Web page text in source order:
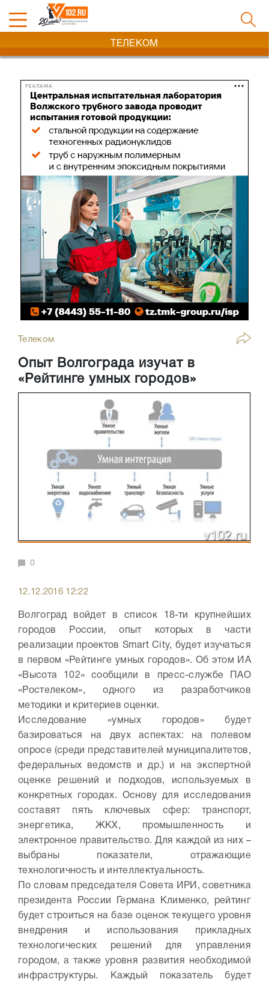
ТЕЛЕКОМ
РЕКЛАМА
Телеком
Опыт Волгограда изучат в
«Рейтинге умных городов»
0
12.12.2016 12:22
Волгоград войдет в список 18-ти крупнейших
городов России, опыт которых в части
реализации проектов Smart City, будет изучаться
в первом «Рейтинге умных городов». Об этом ИА
«Высота 102» сообщили в пресс-службе ПАО
«Ростелеком», одного из разработчиков
методики и критериев оценки.
Исследование «умных городов» будет
базироваться на двух аспектах: на полевом
опросе (среди представителей муниципалитетов,
федеральных ведомств и др.) и на экспертной
оценке решений и подходов, используемых в
конкретных городах. Основу для исследования
составят пять ключевых сфер: транспорт,
энергетика, ЖКХ, промышленность и
электронное правительство. Для каждой из них –
выбраны показатели, отражающие
технологичность и интеллектуальность.
По словам председателя Совета ИРИ, советника
президента России Германа Клименко, рейтинг
будет строиться на базе оценок текущего уровня
внедрения и использования прикладных
технологических решений для управления
городом, а также уровня развития необходимой
инфраструктуры. Каждый показатель будет